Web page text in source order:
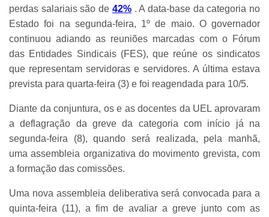
perdas salariais são de 42%. A data-base da categoria no
Estado foi na segunda-feira, 1º de maio. O governador
continuou adiando as reuniões marcadas com o Fórum
das Entidades Sindicais (FES), que reúne os sindicatos
que representam servidoras e servidores. A última estava
prevista para quarta-feira (3) e foi reagendada para 10/5.
Diante da conjuntura, os e as docentes da UEL aprovaram
a deflagração da greve da categoria com início já na
segunda-feira (8), quando será realizada, pela manhã,
uma assembleia organizativa do movimento grevista, com
a formação das comissões.
Uma nova assembleia deliberativa será convocada para a
quinta-feira (11), a fim de avaliar a greve junto com as